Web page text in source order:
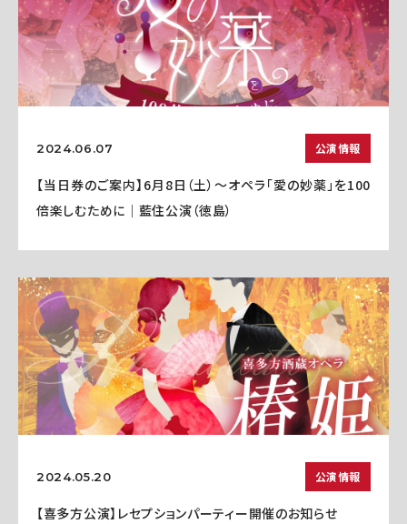
2024.06.07 公演情報
【当日券のご案内】6月8日（土）～オペラ「愛の妙薬」を100
倍楽しむために｜藍住公演（徳島）
2024.05.20 公演情報
【喜多方公演】レセプションパーティー開催のお知らせ